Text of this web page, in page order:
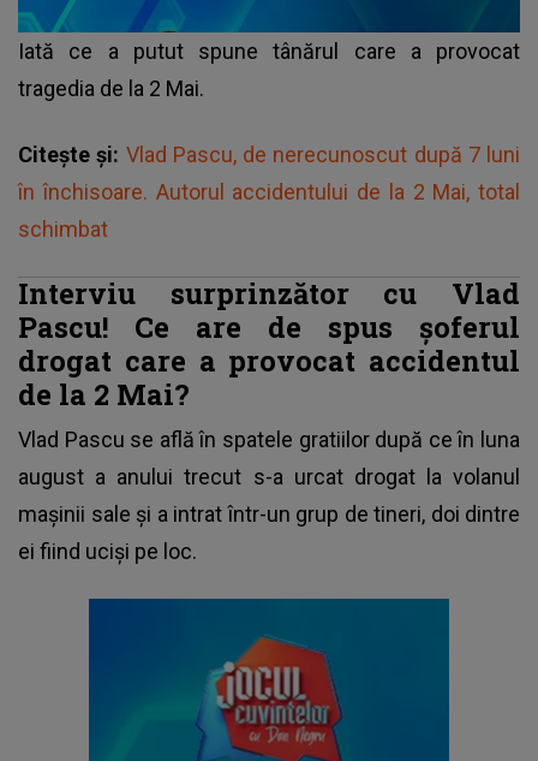
Iată ce a putut spune tânărul care a provocat
tragedia de la 2 Mai.
Citește și: Vlad Pascu, de nerecunoscut după 7 luni
în închisoare. Autorul accidentului de la 2 Mai, total
schimbat
Interviu surprinzător cu Vlad
Pascu! Ce are de spus șoferul
drogat care a provocat accidentul
de la 2 Mai?
Vlad Pascu se află în spatele gratiilor după ce în luna
august a anului trecut s-a urcat drogat la volanul
mașinii sale și a intrat într-un grup de tineri, doi dintre
ei fiind uciși pe loc.